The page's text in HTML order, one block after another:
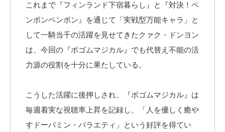
これまで『フィンランド下宿暮らし』と『対決！ペ
ンボンペンボン』を通じて「実戦型万能キャラ」と
して一騎当千の活躍を見せてきたクァク・ドンヨン
は、今回の『ボゴムマジカル』でも代替え不能の活
力源の役割を十分に果たしている。
こうした活躍に後押しされ、『ボゴムマジカル』は
毎週着実な視聴率上昇を記録し、「人を優しく癒や
すドーパミン・バラエティ」という好評を得てい